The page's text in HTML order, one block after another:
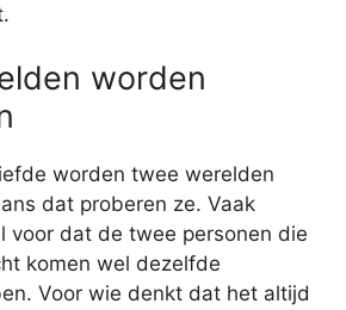
worden
worden twee werelden
dat proberen ze. Vaak
voor dat de twee personen die
komen wel dezelfde
Voor wie denkt dat het altijd